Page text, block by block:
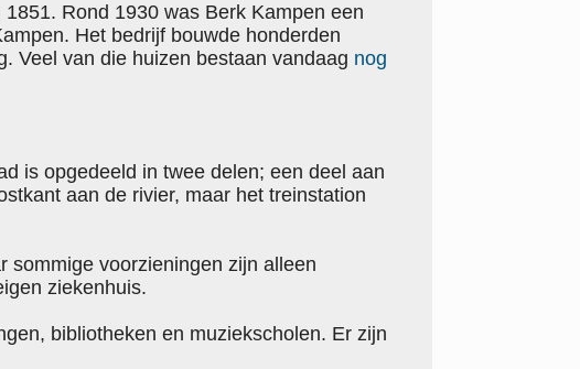
1851. Rond 1930 was Berk Kampen een
Het bedrijf bouwde honderden
Veel van die huizen bestaan vandaag nog
is opgedeeld in twee delen; een deel aan
aan de rivier, maar het treinstation
sommige voorzieningen zijn alleen
ziekenhuis.
bibliotheken en muziekscholen. Er zijn